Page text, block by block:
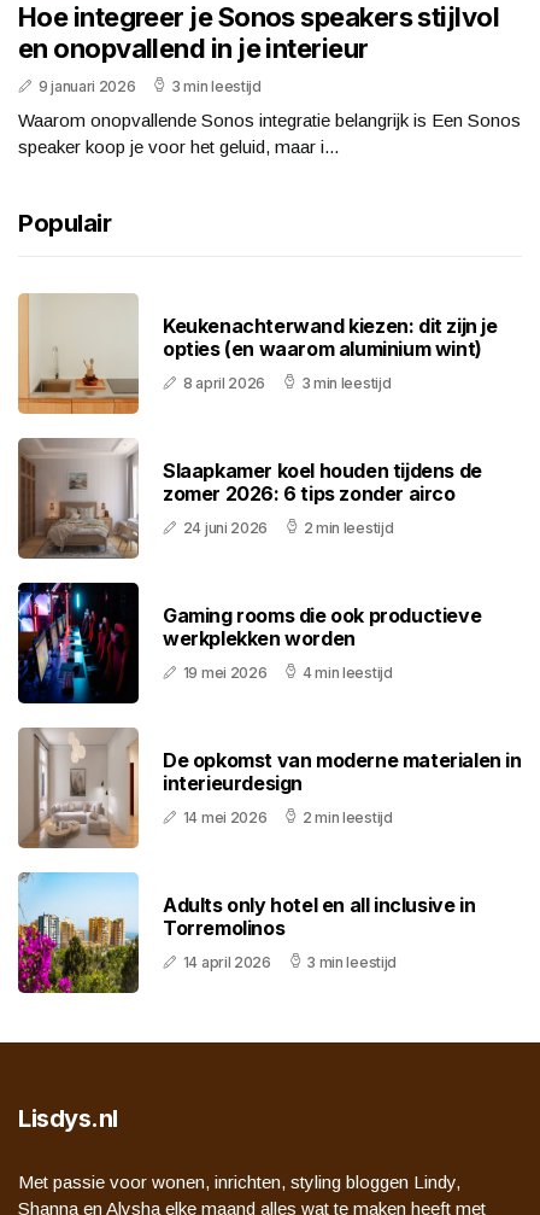
Hoe integreer je Sonos speakers stijlvol
en onopvallend in je interieur
9 januari 2026 3 min leestijd
Waarom onopvallende Sonos integratie belangrijk is Een Sonos
speaker koop je voor het geluid, maar i...
Populair
Keukenachterwand kiezen: dit zijn je
opties (en waarom aluminium wint)
8 april 2026 3 min leestijd
Slaapkamer koel houden tijdens de
zomer 2026: 6 tips zonder airco
24 juni 2026 2 min leestijd
Gaming rooms die ook productieve
werkplekken worden
19 mei 2026 4 min leestijd
De opkomst van moderne materialen in
interieurdesign
14 mei 2026 2 min leestijd
Adults only hotel en all inclusive in
Torremolinos
14 april 2026 3 min leestijd
Lisdys.nl
Met passie voor wonen, inrichten, styling bloggen Lindy,
Shanna en Alysha elke maand alles wat te maken heeft met